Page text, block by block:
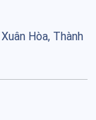
Hòa, Thành